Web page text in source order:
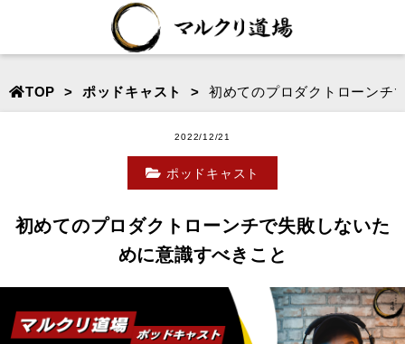
TOP ポッドキャスト 初めてのプロダクトローンチ
2022/12/21
ポッドキャスト
初めてのプロダクトローンチで失敗しないた
めに意識すべきこと